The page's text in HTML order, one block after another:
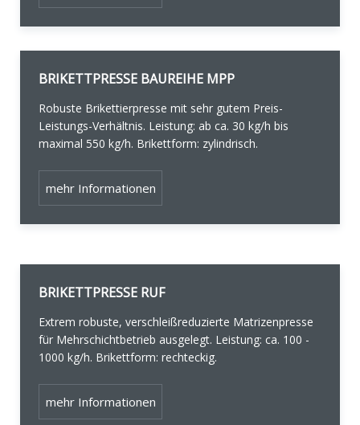
BRIKETTPRESSE BAUREIHE MPP
Robuste Brikettierpresse mit sehr gutem Preis-
Leistungs-Verhältnis. Leistung: ab ca. 30 kg/h bis
maximal 550 kg/h. Brikettform: zylindrisch.
mehr Informationen
BRIKETTPRESSE RUF
Extrem robuste, verschleißreduzierte Matrizenpresse
für Mehrschichtbetrieb ausgelegt. Leistung: ca. 100 -
1000 kg/h. Brikettform: rechteckig.
mehr Informationen